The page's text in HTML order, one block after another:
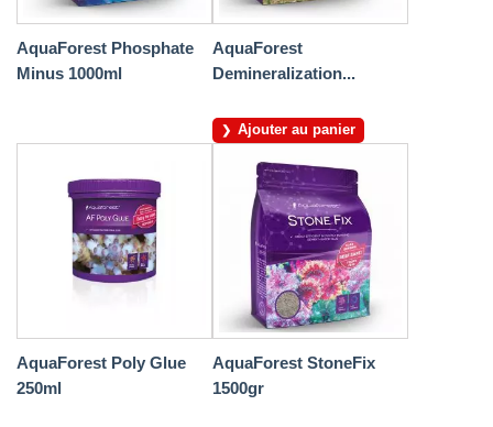
AquaForest Phosphate
Minus 1000ml
AquaForest
Demineralization...
Ajouter au panier
AquaForest Poly Glue
250ml
AquaForest StoneFix
1500gr